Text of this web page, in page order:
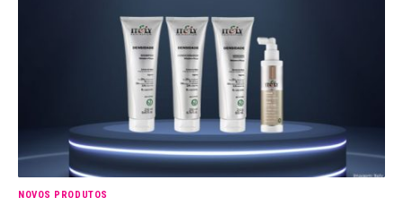
NOVOS PRODUTOS